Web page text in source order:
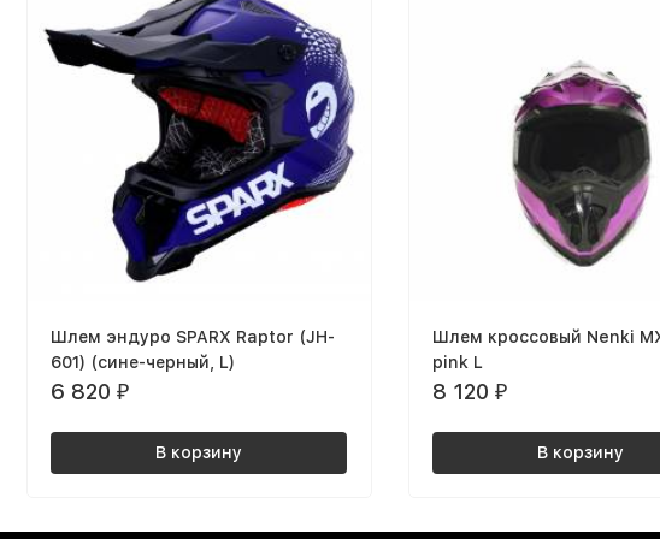
Шлем эндуро SPARX Raptor (JH-
601) (сине-черный, L)
6 820₽
В корзину
Шлем кроссовый Nenki
pink L
8 120 ₽
В корзину